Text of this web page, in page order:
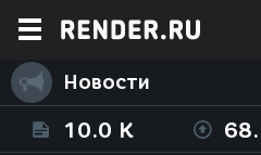
Новости
10.0 K